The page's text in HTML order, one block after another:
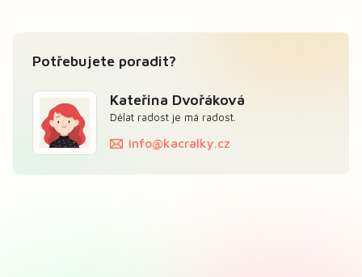
Potřebujete poradit?
Kateřina Dvořáková
Dělat radost je má radost.
info@kacralky.cz